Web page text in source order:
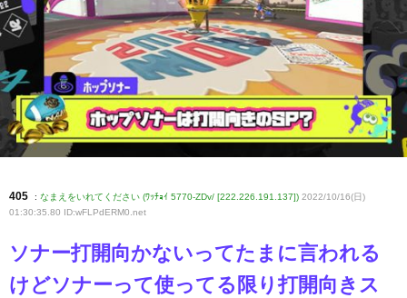
405 : なまえをいれてください (ﾜｯﾁｮｲ 5770-ZDv/ [222.226.191.137]) 2022/10/16(日)
01:30:35.80 ID:wFLPdERM0 .net
ソナー打開向かないってたまに言われる
けどソナーって使ってる限り打開向きス